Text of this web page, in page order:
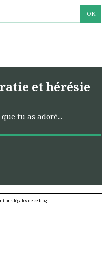
et hérésie
tu as adoré...
légales de ce blog